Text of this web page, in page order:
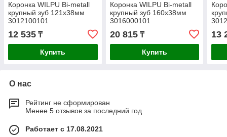
Коронка WILPU Bi-metall
крупный зуб 121х38мм
3012100101
12 535 ₸
Купить
Коронка WILPU Bi-metall
крупный зуб 160х38мм
3016000101
20 815₸
Купить
13
О нас
Рейтинг не сформирован
Менее 5 отзывов за последний год
Работает с 17.08.2021